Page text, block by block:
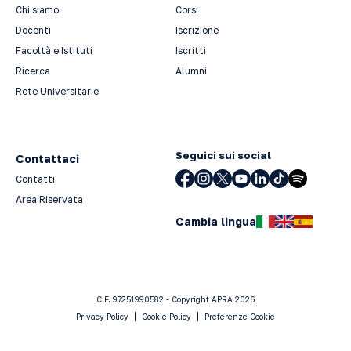
Chi siamo
Docenti
Facoltà e Istituti
Ricerca
Rete Universitarie
Corsi
Iscrizione
Iscritti
Alumni
Contattaci
Contatti
Area Riservata
Seguici sui social
Cambia lingua
C.F. 97251990582 - Copyright APRA 2026
Privacy Policy
Cookie Policy Preferenze Cookie